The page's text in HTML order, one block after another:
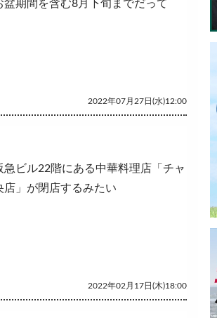
盆期間を含む8月下旬までだって
2022年07月27日(水)12:00
ビル22階にある中華料理店「チャ
」が閉店するみたい
2022年02月17日(木)18:00